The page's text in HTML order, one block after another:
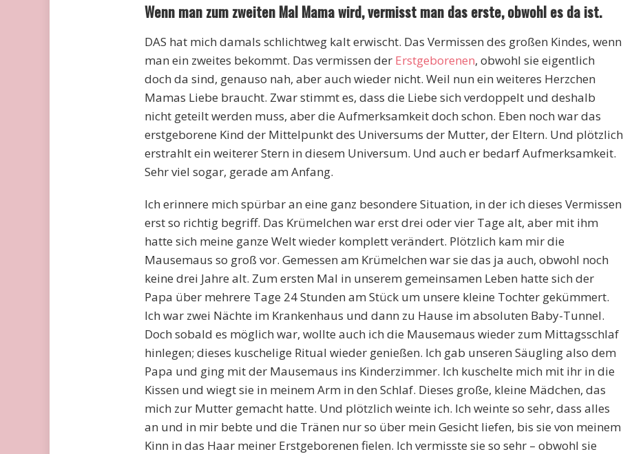
Wenn man zum zweiten Mal Mama wird, vermisst man das erste, obwohl es da ist.
DAS hat mich damals schlichtweg kalt erwischt. Das Vermissen des großen Kindes, wenn
man ein zweites bekommt. Das vermissen der Erstgeborenen, obwohl sie eigentlich
doch da sind, genauso nah, aber auch wieder nicht. Weil nun ein weiteres Herzchen
Mamas Liebe braucht. Zwar stimmt es, dass die Liebe sich verdoppelt und deshalb
nicht geteilt werden muss, aber die Aufmerksamkeit doch schon. Eben noch war das
erstgeborene Kind der Mittelpunkt des Universums der Mutter, der Eltern. Und plötzlich
erstrahlt ein weiterer Stern in diesem Universum. Und auch er bedarf Aufmerksamkeit.
Sehr viel sogar, gerade am Anfang.
Ich erinnere mich spürbar an eine ganz besondere Situation, in der ich dieses Vermissen
erst so richtig begriff. Das Krümelchen war erst drei oder vier Tage alt, aber mit ihm
hatte sich meine ganze Welt wieder komplett verändert. Plötzlich kam mir die
Mausemaus so groß vor. Gemessen am Krümelchen war sie das ja auch, obwohl noch
keine drei Jahre alt. Zum ersten Mal in unserem gemeinsamen Leben hatte sich der
Papa über mehrere Tage 24 Stunden am Stück um unsere kleine Tochter gekümmert.
Ich war zwei Nächte im Krankenhaus und dann zu Hause im absoluten Baby-Tunnel.
Doch sobald es möglich war, wollte auch ich die Mausemaus wieder zum Mittagsschlaf
hinlegen; dieses kuschelige Ritual wieder genießen. Ich gab unseren Säugling also dem
Papa und ging mit der Mausemaus ins Kinderzimmer. Ich kuschelte mich mit ihr in die
Kissen und wiegt sie in meinem Arm in den Schlaf. Dieses große, kleine Mädchen, das
mich zur Mutter gemacht hatte. Und plötzlich weinte ich. Ich weinte so sehr, dass alles
an und in mir bebte und die Tränen nur so über mein Gesicht liefen, bis sie von meinem
Kinn in das Haar meiner Erstgeborenen fielen. Ich vermisste sie so sehr – obwohl sie